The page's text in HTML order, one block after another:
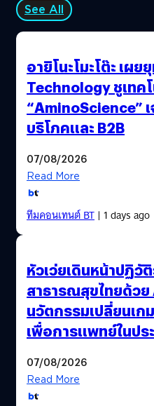
See All
อายิโนะโมะโต๊ะ เผ
Technology ชูเทค
“AminoScience”
บริโภคและ B2B
07/08/2026
Read More
ทีมคอนเทนต์ BT| 1 days ago
หัวเว่ยเดินหน้าปฏิวั
สาธารณสุขไทยด้วย
นวัตกรรมเปลี่ยนเก
เพื่อการแพทย์ในปร
07/08/2026
Read More